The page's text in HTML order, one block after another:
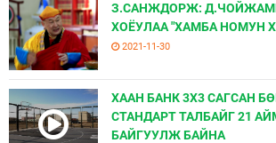
З.САНЖДОРЖ:
ХОЁУЛАА "ХАМБА НОМУН
2021-11-30
ХААН БАНК 3Х3 САГСАН
СТАНДАРТ ТАЛБАЙГ 21
БАЙГУУЛЖ БАЙНА